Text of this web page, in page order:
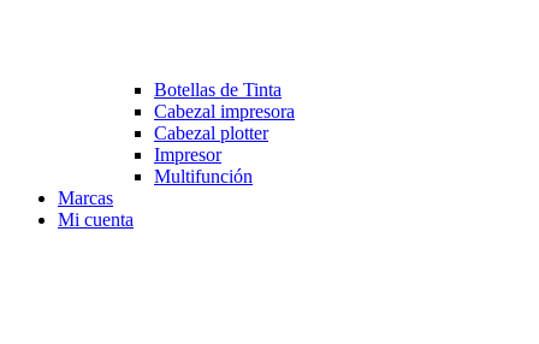
Botellas de Tinta
Cabezal impresora
Cabezal plotter
Impresor
Multifunción
Marcas
Mi cuenta